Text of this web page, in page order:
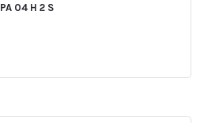
PA 04 H 2 S